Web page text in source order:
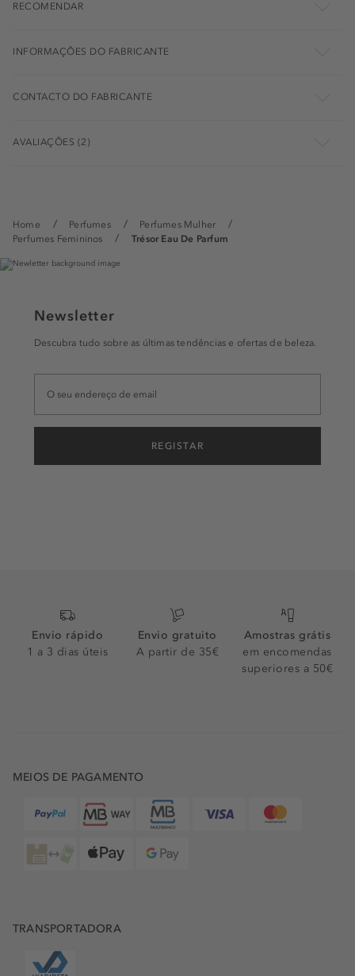
Home Perfumes
Perfumes Mulher
Perfumes Femininos
Trésor Eau De Parfum
RECOMENDAR
INFORMAÇÕES DO FABRICANTE
CONTACTO DO FABRICANTE
AVALIAÇÕES (2)
Newsletter
Descubra tudo sobre as últimas tendências e ofertas de beleza.
REGISTAR
Envio rápido
1 a 3 dias úteis
Envio gratuito
A partir de 35€
Amostras grátis
em encomendas
superiores a 50€
MEIOS DE PAGAMENTO
TRANSPORTADORA